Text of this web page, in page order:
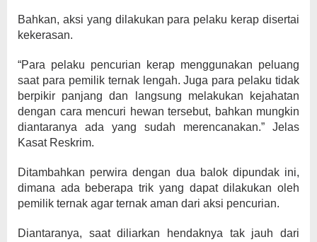
Bahkan, aksi yang dilakukan para pelaku kerap disertai
kekerasan.
“Para pelaku pencurian kerap menggunakan peluang
saat para pemilik ternak lengah. Juga para pelaku tidak
berpikir panjang dan langsung melakukan kejahatan
dengan cara mencuri hewan tersebut, bahkan mungkin
diantaranya ada yang sudah merencanakan.” Jelas
Kasat Reskrim.
Ditambahkan perwira dengan dua balok dipundak ini,
dimana ada beberapa trik yang dapat dilakukan oleh
pemilik ternak agar ternak aman dari aksi pencurian.
Diantaranya, saat diliarkan hendaknya tak jauh dari